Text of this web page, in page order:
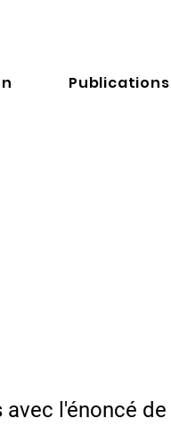
Publications
l'énoncé